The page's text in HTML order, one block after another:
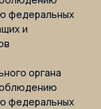
федеральных
и
органа
федеральных